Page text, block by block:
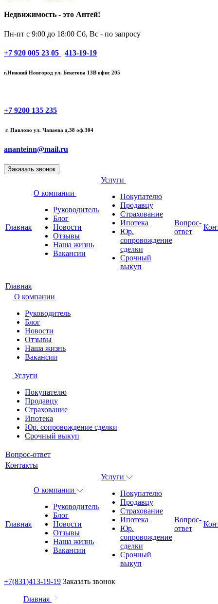
Недвижимость - это Антей!
Пн-пт с 9:00 до 18:00 Сб, Вс - по запросу
+7 920 005 23 05 413-19-19
г.Нижний Новгород ул. Бекетова 13В офис 205
+7 9200 135 235
г. Павлово ул. Чапаева д.38 оф.304
ananteinn@mail.ru
Главная
О компании
Руководитель
Блог
Новости
Отзывы
Наша жизнь
Вакансии
Услуги
Покупателю
Продавцу
Страхование
Ипотека
Юр.
сопровождение
сделки
Срочный
выкуп
Вопрос-
ответ
Главная
О компании
Руководитель
Блог
Новости
Отзывы
Наша жизнь
Вакансии
Услуги
Покупателю
Продавцу
Страхование
Ипотека
Юр. сопровождение сделки
Срочный выкуп
Вопрос-ответ
Контакты
Главная
О компании
Руководитель
Блог
Новости
Отзывы
Наша жизнь
Вакансии
Услуги
Покупателю
Продавцу
Страхование
Ипотека
Юр.
сопровождение
сделки
Срочный
выкуп
Вопрос-
ответ
+7(831)413-19-19 Заказать звонок
Главная